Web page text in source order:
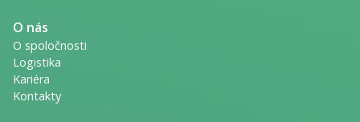
O nás
O spoločnosti
Logistika
Kariéra
Kontakty